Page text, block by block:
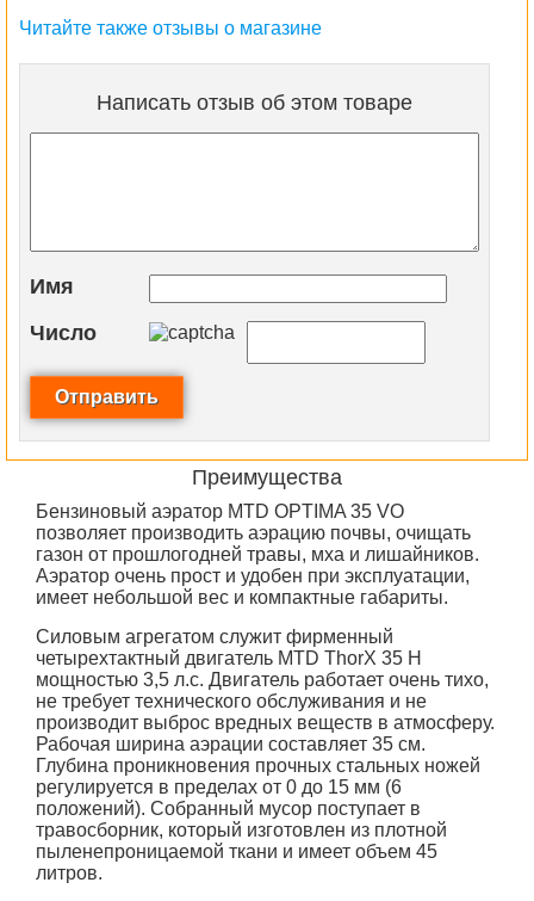
Читайте также отзывы о магазине
Написать отзыв об этом товаре
Имя
Число
Преимущества
Бензиновый аэратор MTD OPTIMA 35 VO
позволяет производить аэрацию почвы, очищать
газон от прошлогодней травы, мха и лишайников.
Аэратор очень прост и удобен при эксплуатации,
имеет небольшой вес и компактные габариты.
Силовым агрегатом служит фирменный
четырехтактный двигатель MTD ThorX 35 H
мощностью 3,5 л.с. Двигатель работает очень тихо,
не требует технического обслуживания и не
производит выброс вредных веществ в атмосферу.
Рабочая ширина аэрации составляет 35 см.
Глубина проникновения прочных стальных ножей
регулируется в пределах от 0 до 15 мм (6
положений). Собранный мусор поступает в
травосборник, который изготовлен из плотной
пыленепроницаемой ткани и имеет объем 45
литров.